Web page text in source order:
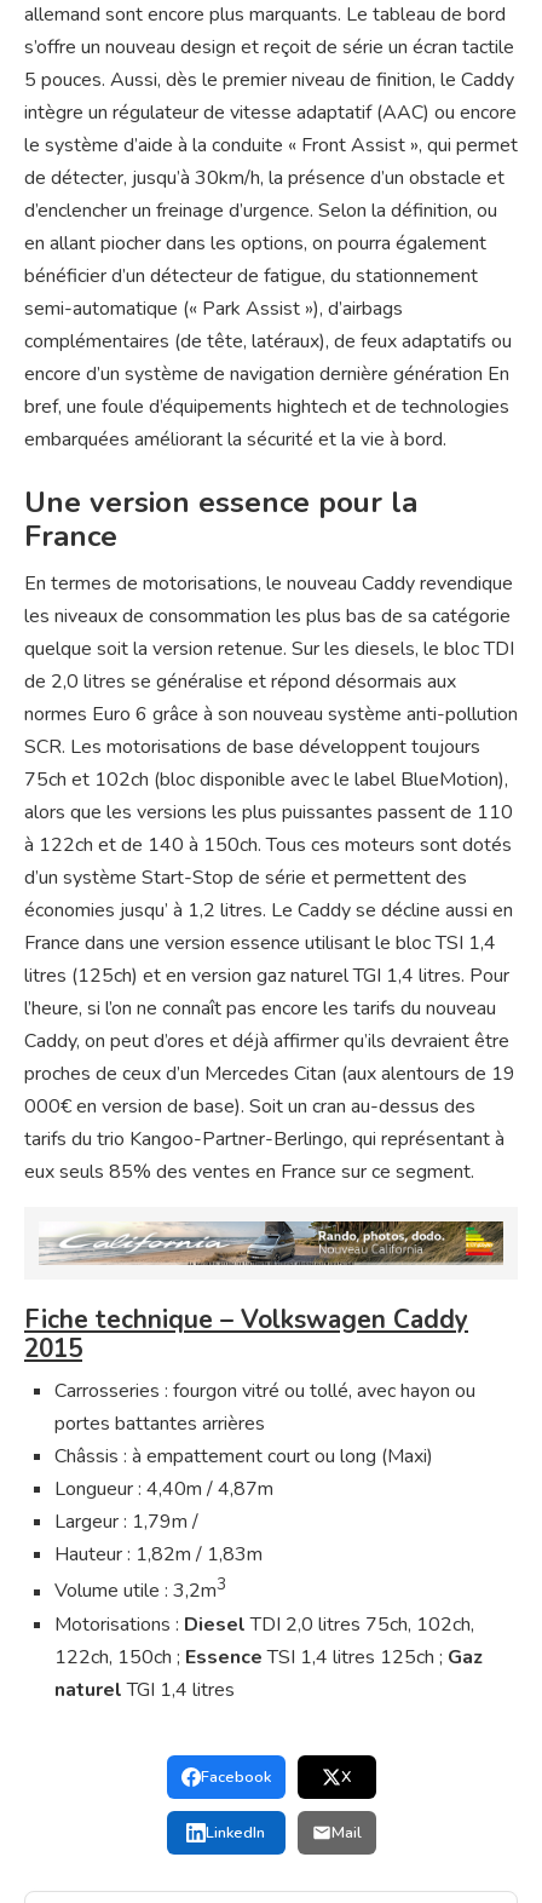
allemand sont encore plus marquants. Le tableau de bord
s’offre un nouveau design et reçoit de série un écran tactile
5 pouces. Aussi, dès le premier niveau de finition, le Caddy
intègre un régulateur de vitesse adaptatif (AAC) ou encore
le système d’aide à la conduite « Front Assist », qui permet
de détecter, jusqu’à 30km/h, la présence d’un obstacle et
d’enclencher un freinage d’urgence. Selon la définition, ou
en allant piocher dans les options, on pourra également
bénéficier d’un détecteur de fatigue, du stationnement
semi-automatique (« Park Assist »), d’airbags
complémentaires (de tête, latéraux), de feux adaptatifs ou
encore d’un système de navigation dernière génération En
bref, une foule d’équipements hightech et de technologies
embarquées améliorant la sécurité et la vie à bord.
Une version essence pour la
France
En termes de motorisations, le nouveau Caddy revendique
les niveaux de consommation les plus bas de sa catégorie
quelque soit la version retenue. Sur les diesels, le bloc TDI
de 2,0 litres se généralise et répond désormais aux
normes Euro 6 grâce à son nouveau système anti-pollution
SCR. Les motorisations de base développent toujours
75ch et 102ch (bloc disponible avec le label BlueMotion),
alors que les versions les plus puissantes passent de 110
à 122ch et de 140 à 150ch. Tous ces moteurs sont dotés
d’un système Start-Stop de série et permettent des
économies jusqu’ à 1,2 litres. Le Caddy se décline aussi en
France dans une version essence utilisant le bloc TSI 1,4
litres (125ch) et en version gaz naturel TGI 1,4 litres. Pour
l’heure, si l’on ne connaît pas encore les tarifs du nouveau
Caddy, on peut d’ores et déjà affirmer qu’ils devraient être
proches de ceux d’un Mercedes Citan (aux alentours de 19
000€ en version de base). Soit un cran au-dessus des
tarifs du trio Kangoo-Partner-Berlingo, qui représentant à
eux seuls 85% des ventes en France sur ce segment.
Fiche technique – Volkswagen Caddy
2015
Carrosseries : fourgon vitré ou tollé, avec hayon ou
portes battantes arrières
Châssis : à empattement court ou long (Maxi)
Longueur : 4,40m / 4,87m
Largeur : 1,79m /
Hauteur : 1,82m / 1,83m
Volume utile : 3,2m3
Motorisations : DieselTDI 2,0 litres 75ch, 102ch,
122ch, 150ch ; EssenceTSI 1,4 litres 125ch ; Gaz
naturelTGI 1,4 litres
Facebook X
LinkedIn Mail